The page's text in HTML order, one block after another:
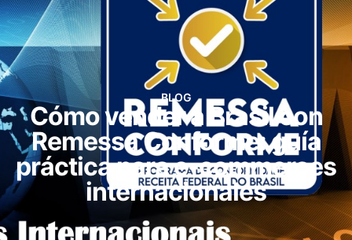
BLOG
Cómo vender a Brasil con
Remessa Conforme: guía
práctica para e-commerces
internacionales